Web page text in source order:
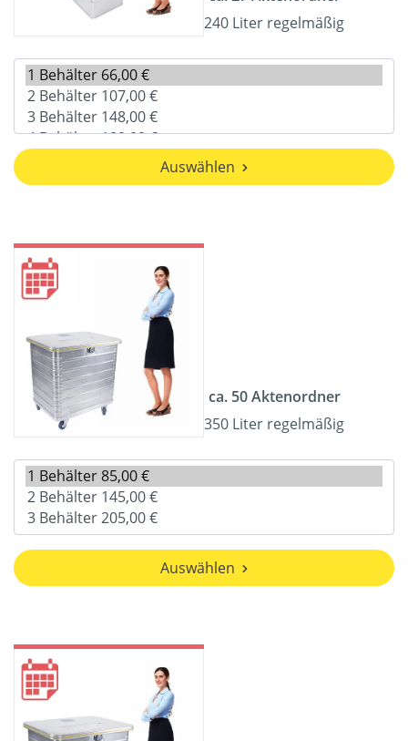
240 Liter regelmäßig
Auswählen
ca. 50 Aktenordner
350 Liter regelmäßig
Auswählen